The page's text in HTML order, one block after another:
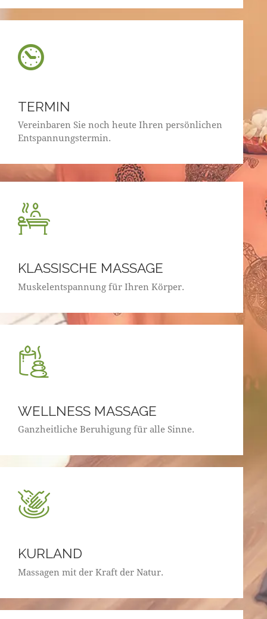
TERMIN
Vereinbaren Sie noch heute Ihren persönlichen
Entspannungstermin.
KLASSISCHE MASSAGE
Muskelentspannung für Ihren Körper.
WELLNESS MASSAGE
Ganzheitliche Beruhigung für alle Sinne.
KURLAND
Massagen mit der Kraft der Natur.